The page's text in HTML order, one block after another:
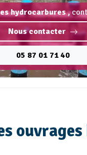
hydrocarbures ,
Nous contacter
05 87 01 71 40